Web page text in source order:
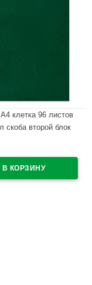
клетка 96 листов
скоба второй блок